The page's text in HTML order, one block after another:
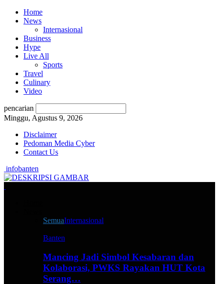
Home
News
Internasional
Business
Hype
Live All
Sports
Travel
Culinary
Video
pencarian
Minggu, Agustus 9, 2026
Disclaimer
Pedoman Media Cyber
Contact Us
infobanten
SemuaInternasional
Banten
Mancing Jadi Simbol Kesabaran dan
Kolaborasi, PWKS Rayakan HUT Kota
Serang…